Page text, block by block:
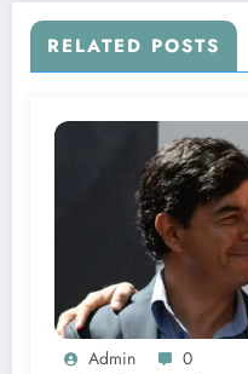
RELATED POSTS
Admin 0